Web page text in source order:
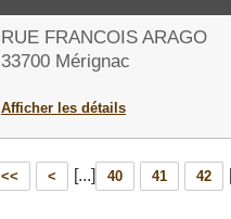
RUE FRANCOIS ARAGO
33700 Mérignac
Afficher les détails
<< < [...] 40 41 42